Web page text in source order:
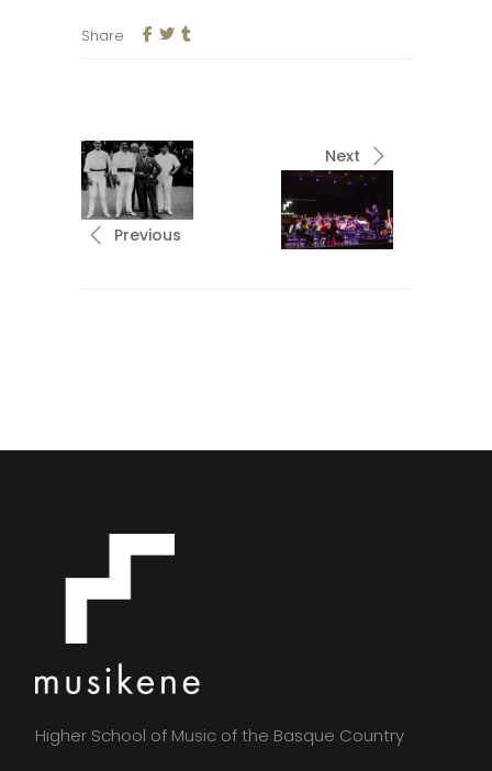
Share
Previous
Next
Higher School of Music of the Basque Country